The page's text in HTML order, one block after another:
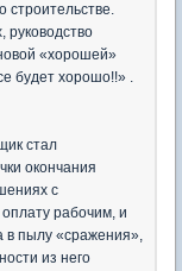
строительстве.
«хорошей»
будет хорошо!!» .
стал
окончания
с
рабочим, и
в пылу «сражения»,
из него